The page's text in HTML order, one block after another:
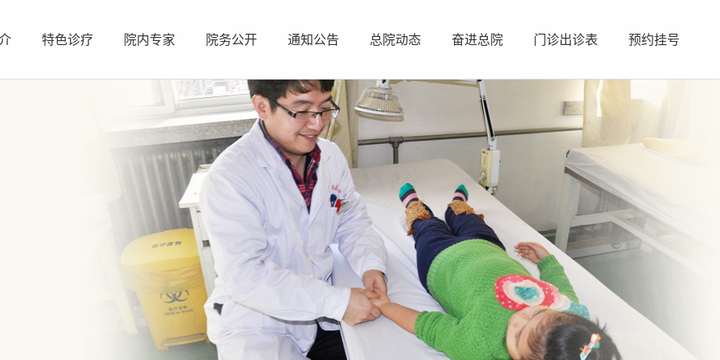
特色诊疗 院内专家 院务公开 通知公告 总院动态 奋进总院 门诊出诊表 预约挂号